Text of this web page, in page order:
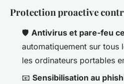
Protection proactive
🛡️ Antivirus et pare-feu
automatiquement sur tous
les ordinateurs portables
📧 Sensibilisation au